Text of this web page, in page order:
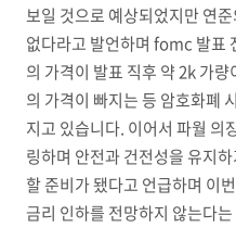
보일 것으로 예상되었지만 연
없다라고 발언하며 fomc 발표
의 가격이 발표 직후 약 2k 가
의 가격이 빠지는 등 암호화폐
지고 있습니다. 이어서 파월 의
링하며 안전과 건전성을 유지
할 준비가 됐다고 언급하며 이
금리 인하를 전망하지 않는다